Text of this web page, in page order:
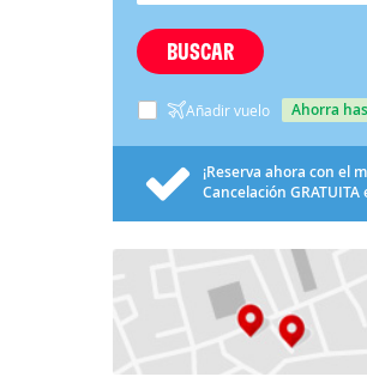
BUSCAR
Añadir vuelo ahorra
¡Reserva ahora con el
Cancelación GRATUITA